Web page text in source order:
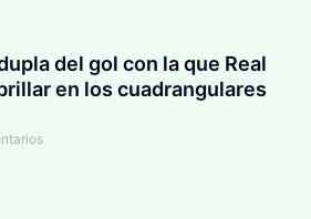
del gol con la que Real
en los cuadrangulares